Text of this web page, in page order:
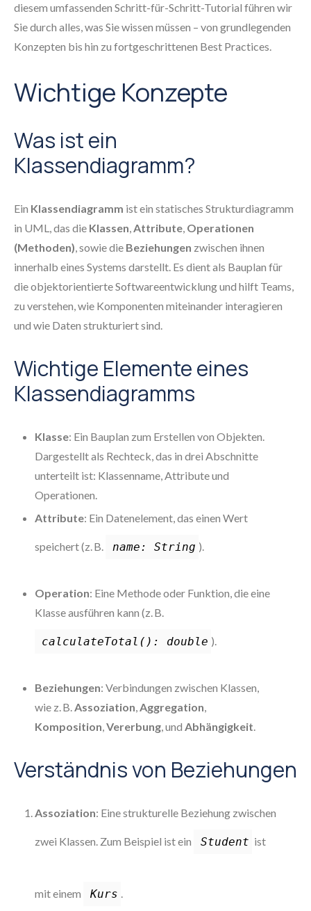
diesem umfassenden Schritt-für-Schritt-Tutorial führen wir
Sie durch alles, was Sie wissen müssen – von grundlegenden
Konzepten bis hin zu fortgeschrittenen Best Practices.
Wichtige Konzepte
Was ist ein
Klassendiagramm?
Ein Klassendiagramm ist ein statisches Strukturdiagramm
in UML, das die Klassen,Attribute, Operationen
(Methoden), sowie die Beziehungen zwischen ihnen
innerhalb eines Systems darstellt. Es dient als Bauplan für
die objektorientierte Softwareentwicklung und hilft Teams,
zu verstehen, wie Komponenten miteinander interagieren
und wie Daten strukturiert sind.
Wichtige Elemente eines
Klassendiagramms
Klasse: Ein Bauplan zum Erstellen von Objekten.
Dargestellt als Rechteck, das in drei Abschnitte
unterteilt ist: Klassenname, Attribute und
Operationen.
Attribute: Ein Datenelement, das einen Wert
speichert (z. B. name: String ).
Operation: Eine Methode oder Funktion, die eine
Klasse ausführen kann (z. B.
calculateTotal(): double ).
Beziehungen: Verbindungen zwischen Klassen,
wie z. B.Assoziation,Aggregation,
Komposition,Vererbung, und Abhängigkeit.
Verständnis von Beziehungen
Assoziation: Eine strukturelle Beziehung zwischen
zwei Klassen. Zum Beispiel ist ein Student ist
mit einem Kurs .